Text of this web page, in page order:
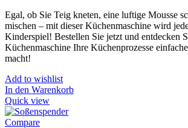
Egal, ob Sie Teig kneten, eine luftige Mousse
mischen – mit dieser Küchenmaschine wird
Kinderspiel! Bestellen Sie jetzt und entdecken
Küchenmaschine Ihre Küchenprozesse
macht!
Add to wishlist
In den Warenkorb
Quick view
Compare